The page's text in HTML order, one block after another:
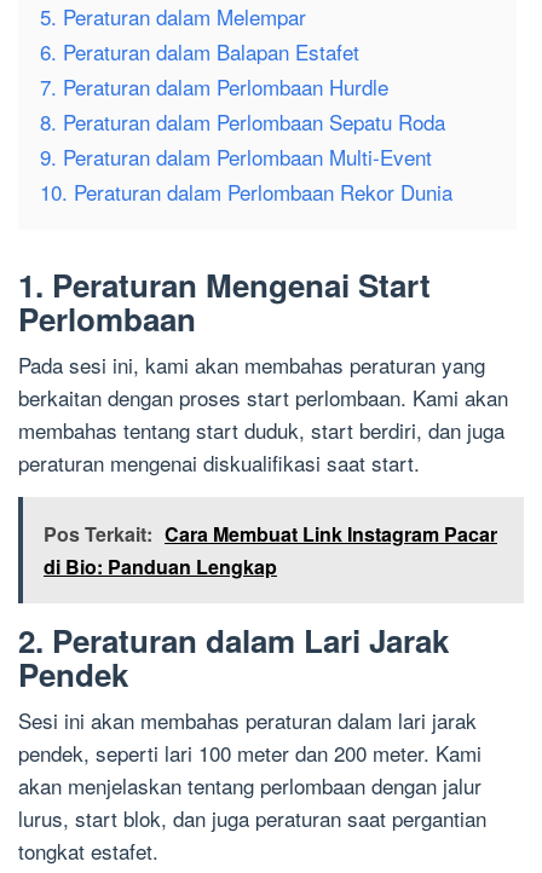
5. Peraturan dalam Melempar
6. Peraturan dalam Balapan Estafet
7. Peraturan dalam Perlombaan Hurdle
8. Peraturan dalam Perlombaan Sepatu Roda
9. Peraturan dalam Perlombaan Multi-Event
10. Peraturan dalam Perlombaan Rekor Dunia
1. Peraturan Mengenai Start
Perlombaan
Pada sesi ini, kami akan membahas peraturan yang
berkaitan dengan proses start perlombaan. Kami akan
membahas tentang start duduk, start berdiri, dan juga
peraturan mengenai diskualifikasi saat start.
Pos Terkait: Cara Membuat Link Instagram Pacar
di Bio: Panduan Lengkap
2. Peraturan dalam Lari Jarak
Pendek
Sesi ini akan membahas peraturan dalam lari jarak
pendek, seperti lari 100 meter dan 200 meter. Kami
akan menjelaskan tentang perlombaan dengan jalur
lurus, start blok, dan juga peraturan saat pergantian
tongkat estafet.